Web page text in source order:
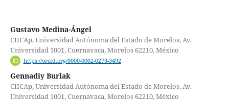
Gustavo Medina-Ángel
CIICAp, Universidad Autónoma del Estado de Morelos, Av.
Universidad 1001, Cuernavaca, Morelos 62210, México
https://orcid.org/0000-0002-0279-3492
Gennadiy Burlak
CIICAp, Universidad Autónoma del Estado de Morelos, Av.
Universidad 1001, Cuernavaca, Morelos 62210, México